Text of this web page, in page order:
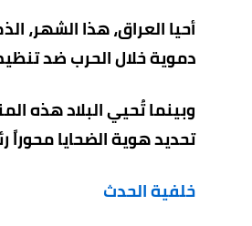
أحيا العراق، هذا الشهر،
دموية خلال الحرب ضد تنظيم
وبينما تُحيي البلاد هذه
تحديد هوية الضحايا محوراً
خلفية الحدث